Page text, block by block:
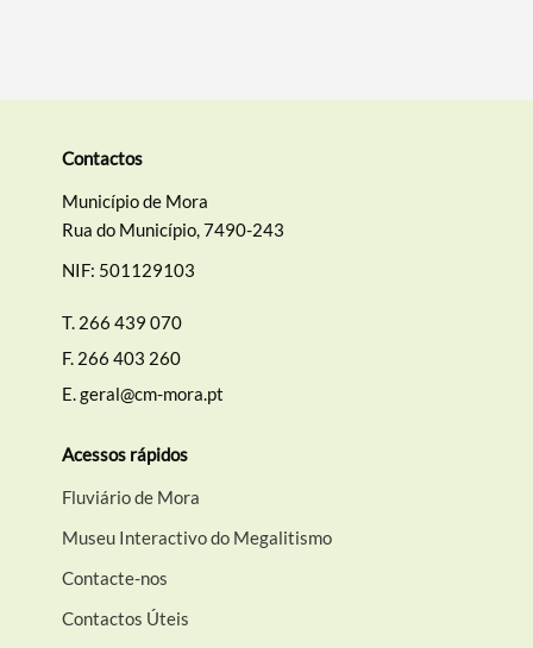
Contactos
Município de Mora
Rua do Município, 7490-243
NIF: 501129103
T. 266 439 070
F. 266 403 260
E.geral@cm-mora.pt
Acessos rápidos
Fluviário de Mora
Museu Interactivo do Megalitismo
Contacte-nos
Contactos Úteis